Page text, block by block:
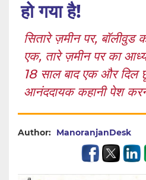
हो गया है!
सितारे ज़मीन पर, बॉलीवुड
एक, तारे ज़मीन पर का
18 साल बाद एक और दिल
आनंददायक कहानी पेश
Author: ManoranjanDesk